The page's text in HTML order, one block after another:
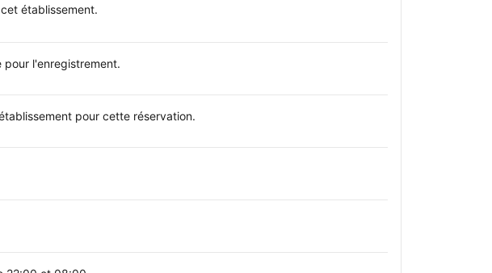
établissement.
l'enregistrement.
pour cette réservation.